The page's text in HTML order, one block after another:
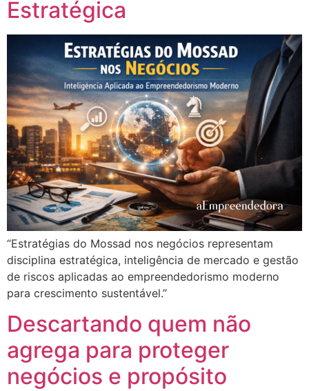
Estratégica
“Estratégias do Mossad nos negócios representam
disciplina estratégica, inteligência de mercado e gestão
de riscos aplicadas ao empreendedorismo moderno
para crescimento sustentável.”
Descartando quem não
agrega para proteger
negócios e propósito